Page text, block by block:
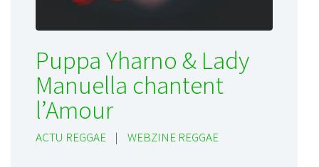
Puppa Yharno & Lady
Manuella chantent
l’Amour
ACTU REGGAE | WEBZINE REGGAE